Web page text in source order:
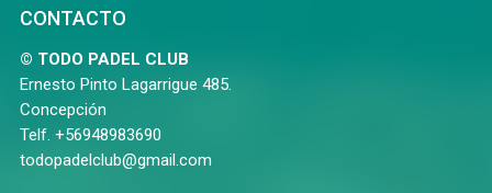
CONTACTO
© TODO PADEL CLUB
Ernesto Pinto Lagarrigue 485.
Concepción
Telf. +56948983690
todopadelclub@gmail.com